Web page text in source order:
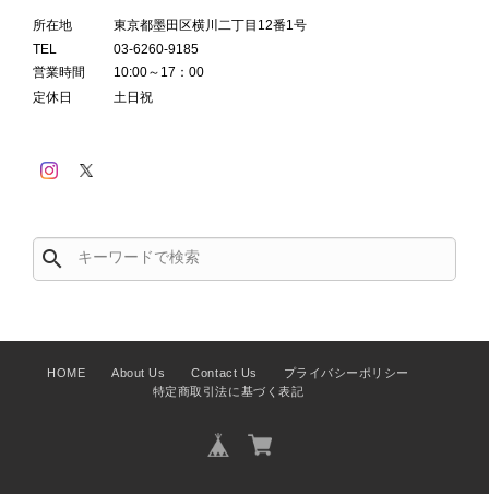
所在地
東京都墨田区横川二丁目12番1号
TEL
03-6260-9185
営業時間
10:00～17：00
定休日
土日祝
search
HOME About Us Contact Us
プライバシーポリシー
特定商取引法に基づく表記